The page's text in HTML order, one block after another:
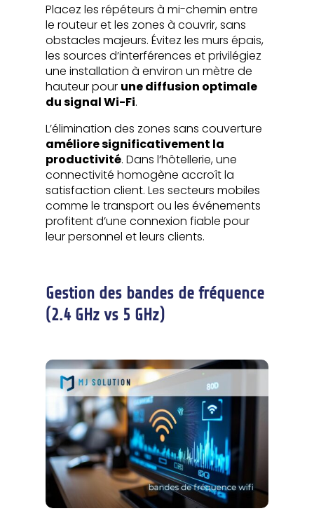
Placez les répéteurs à mi-chemin entre
le routeur et les zones à couvrir, sans
obstacles majeurs. Évitez les murs épais,
les sources d’interférences et privilégiez
une installation à environ un mètre de
hauteur pour une diffusion optimale
du signal Wi-Fi.
L’élimination des zones sans couverture
améliore significativement la
productivité. Dans l’hôtellerie, une
connectivité homogène accroît la
satisfaction client. Les secteurs mobiles
comme le transport ou les événements
profitent d’une connexion fiable pour
leur personnel et leurs clients.
Gestion des bandes de fréquence
(2.4 GHz vs 5 GHz)